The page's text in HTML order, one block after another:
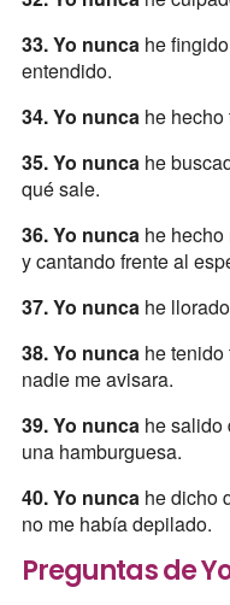
33. Yo nuncahe
entendido.
34. Yo nuncahe hecho
35. Yo nuncahe
qué sale.
36. Yo nuncahe hecho
y cantando frente al
37. Yo nuncahe
38. Yo nuncahe tenido
nadie me avisara.
39. Yo nuncahe salido
una hamburguesa.
40. Yo nuncahe dicho
no me había depilado.
Preguntas de